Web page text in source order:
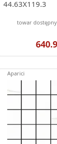
44.63X119.3
towar
Aparici